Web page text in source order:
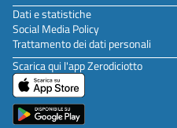
Dati e statistiche
Social Media Policy
Trattamento dei dati personali
Scarica qui l'app Zerodiciotto